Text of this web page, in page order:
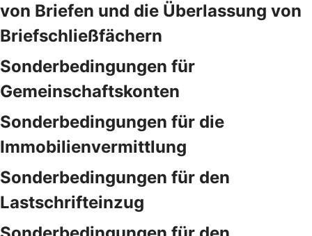
von Briefen und die Überlassung von
Briefschließfächern
Sonderbedingungen für
Gemeinschaftskonten
Sonderbedingungen für die
Immobilienvermittlung
Sonderbedingungen für den
Lastschrifteinzug